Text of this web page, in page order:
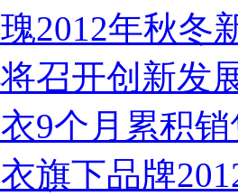
2012年秋冬
召开创新发
9个月累积
旗下品牌